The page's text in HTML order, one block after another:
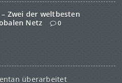
Zwei der weltbesten
Netz
0
überarbeitet